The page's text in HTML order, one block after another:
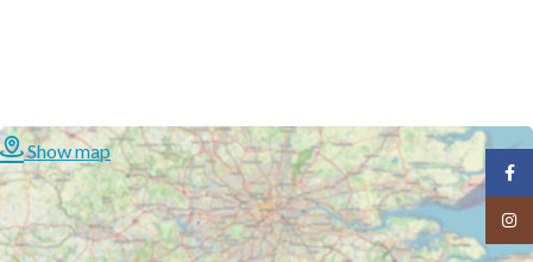
Show map
BALATA BALATA